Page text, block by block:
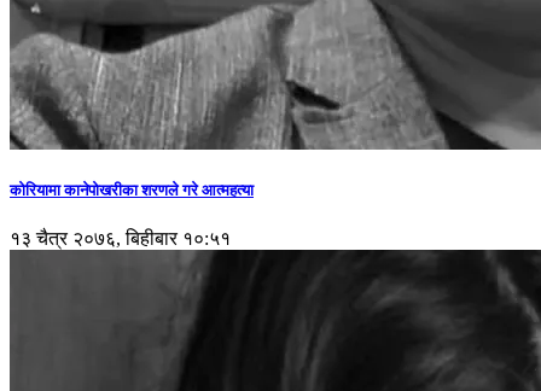
कोरियामा कानेपोखरीका शरणले गरे आत्महत्या
१३ चैत्र २०७६, बिहीबार १०:५१